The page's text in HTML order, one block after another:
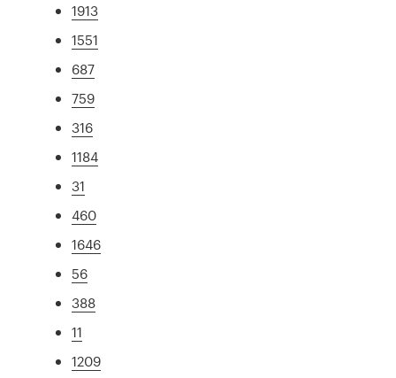
1913
1551
687
759
316
1184
31
460
1646
56
388
11
1209